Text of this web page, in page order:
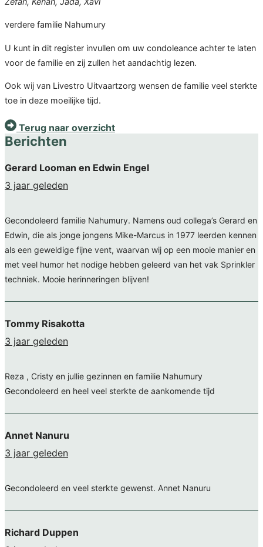
verdere familie Nahumury
U kunt in dit register invullen om uw condoleance achter te laten
voor de familie en zij zullen het aandachtig lezen.
Ook wij van Livestro Uitvaartzorg wensen de familie veel sterkte
toe in deze moeilijke tijd.
Terug naar overzicht
Berichten
Gerard Looman en Edwin Engel
3 jaar geleden
Gecondoleerd familie Nahumury. Namens oud collega’s Gerard en
Edwin, die als jonge jongens Mike-Marcus in 1977 leerden kennen
als een geweldige fijne vent, waarvan wij op een mooie manier en
met veel humor het nodige hebben geleerd van het vak Sprinkler
techniek. Mooie herinneringen blijven!
Tommy Risakotta
3 jaar geleden
Reza , Cristy en jullie gezinnen en familie Nahumury
Gecondoleerd en heel veel sterkte de aankomende tijd
Annet Nanuru
3 jaar geleden
Gecondoleerd en veel sterkte gewenst. Annet Nanuru
Richard Duppen